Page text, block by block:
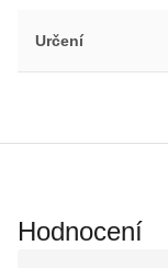
Určení
Hodnocení